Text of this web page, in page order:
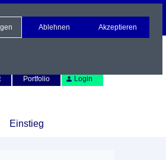
Portfolio Login
Einstieg
Ablehnen Akzeptieren